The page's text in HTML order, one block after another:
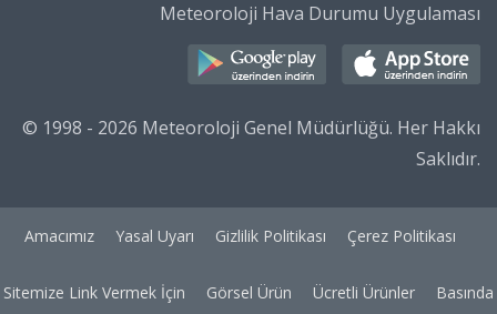
Meteoroloji Hava Durumu Uygulaması
© 1998 - 2026 Meteoroloji Genel Müdürlüğü. Her Hakkı
Saklıdır.
Amacımız Yasal Uyarı Gizlilik Politikası Çerez Politikası
Sitemize Link Vermek İçin Görsel Ürün Ücretli Ürünler Basında